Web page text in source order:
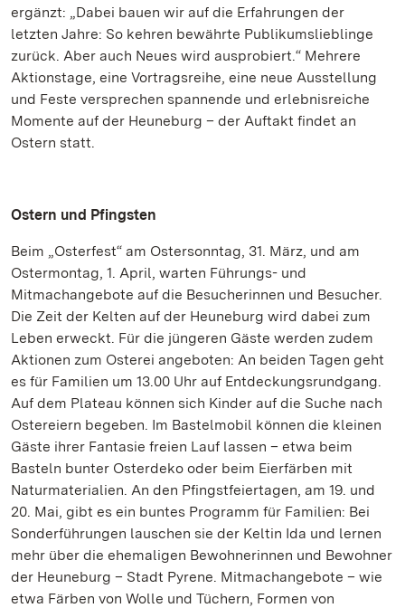
ergänzt: „Dabei bauen wir auf die Erfahrungen der
letzten Jahre: So kehren bewährte Publikumslieblinge
zurück. Aber auch Neues wird ausprobiert.“ Mehrere
Aktionstage, eine Vortragsreihe, eine neue Ausstellung
und Feste versprechen spannende und erlebnisreiche
Momente auf der Heuneburg – der Auftakt findet an
Ostern statt.
Ostern und Pfingsten
Beim „Osterfest“ am Ostersonntag, 31. März, und am
Ostermontag, 1. April, warten Führungs- und
Mitmachangebote auf die Besucherinnen und Besucher.
Die Zeit der Kelten auf der Heuneburg wird dabei zum
Leben erweckt. Für die jüngeren Gäste werden zudem
Aktionen zum Osterei angeboten: An beiden Tagen geht
es für Familien um 13.00 Uhr auf Entdeckungsrundgang.
Auf dem Plateau können sich Kinder auf die Suche nach
Ostereiern begeben. Im Bastelmobil können die kleinen
Gäste ihrer Fantasie freien Lauf lassen – etwa beim
Basteln bunter Osterdeko oder beim Eierfärben mit
Naturmaterialien. An den Pfingstfeiertagen, am 19. und
20. Mai, gibt es ein buntes Programm für Familien: Bei
Sonderführungen lauschen sie der Keltin Ida und lernen
mehr über die ehemaligen Bewohnerinnen und Bewohner
der Heuneburg – Stadt Pyrene. Mitmachangebote – wie
etwa Färben von Wolle und Tüchern, Formen von